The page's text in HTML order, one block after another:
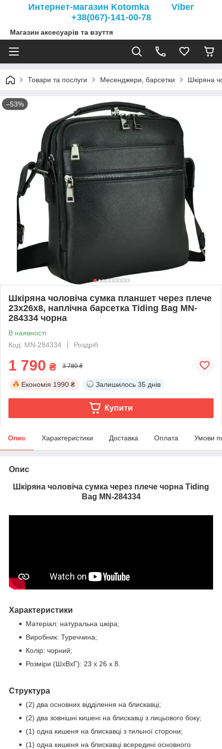
Интернет-магазин Kotomka Viber
+38(067)-141-00-78
Магазин аксесуарів та взуття
Товари та послуги Месенджери, барсетки Шкіряна
–53%
Шкіряна чоловіча сумка планшет через плече
23х26х8, наплічна барсетка Tiding Bag MN-
284334 чорна
В наявності
Код: MN-284334
Роздріб
1 790 ₴ 3 780 ₴
Економія 1990 ₴ Залишилось 35 днів
Купити
Опис Характеристики Доставка Оплата Умови
Опис
Шкіряна чоловіча сумка через плече чорна Tiding
Bag MN-284334
Характеристики
Матеріал: натуральна шкіра;
Виробник: Туреччина;
Колір: чорний;
Розміри (ШхВхГ): 23 х 26 х 8
Структура
(2) два основних відділення на блискавці;
(2) два зовнішні кишені на блискавці з лицьового боку;
(1) одна кишеня на блискавці з тильної сторони;
(1) одна кишеня на блискавці всередині основного